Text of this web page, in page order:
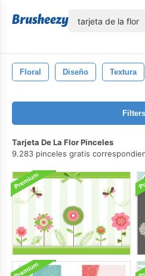
Floral Diseño Textura
Filters
Tarjeta De La Flor Pinceles
9.283 pinceles gratis